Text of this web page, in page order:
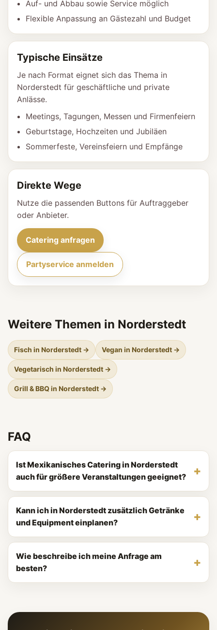
Auf- und Abbau sowie Service möglich
Flexible Anpassung an Gästezahl und Budget
Typische Einsätze
Je nach Format eignet sich das Thema in
Norderstedt für geschäftliche und private
Anlässe.
Meetings, Tagungen, Messen und Firmenfeiern
Geburtstage, Hochzeiten und Jubiläen
Sommerfeste, Vereinsfeiern und Empfänge
Direkte Wege
Nutze die passenden Buttons für Auftraggeber
oder Anbieter.
Catering anfragen
Partyservice anmelden
Weitere Themen in Norderstedt
Fisch in Norderstedt → Vegan in Norderstedt →
Vegetarisch in Norderstedt →
Grill & BBQ in Norderstedt →
FAQ
Ist Mexikanisches Catering in Norderstedt
auch für größere Veranstaltungen geeignet?
Kann ich in Norderstedt zusätzlich Getränke
und Equipment einplanen?
Wie beschreibe ich meine Anfrage am
besten?